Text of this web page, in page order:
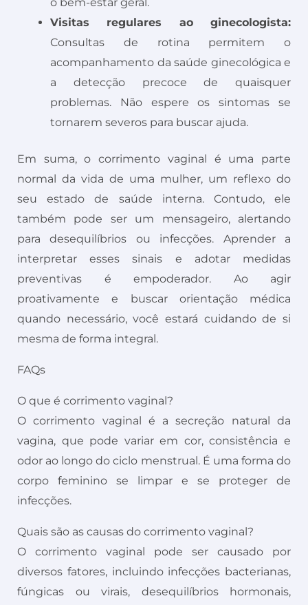
Visitas regulares ao ginecologista:
Consultas de rotina permitem o
acompanhamento da saúde ginecológica e
a detecção precoce de quaisquer
problemas. Não espere os sintomas se
tornarem severos para buscar ajuda.
Em suma, o corrimento vaginal é uma parte
normal da vida de uma mulher, um reflexo do
seu estado de saúde interna. Contudo, ele
também pode ser um mensageiro, alertando
para desequilíbrios ou infecções. Aprender a
interpretar esses sinais e adotar medidas
preventivas é empoderador. Ao agir
proativamente e buscar orientação médica
quando necessário, você estará cuidando de si
mesma de forma integral.
FAQs
O que é corrimento vaginal?
O corrimento vaginal é a secreção natural da
vagina, que pode variar em cor, consistência e
odor ao longo do ciclo menstrual. É uma forma do
corpo feminino se limpar e se proteger de
infecções.
Quais são as causas do corrimento vaginal?
O corrimento vaginal pode ser causado por
diversos fatores, incluindo infecções bacterianas,
fúngicas ou virais, desequilíbrios hormonais,